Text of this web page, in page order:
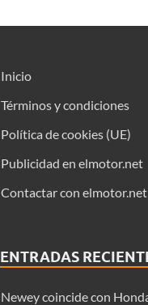
Inicio
Términos y condiciones
Política de cookies (UE)
Publicidad en elmotor.net
Contactar con elmotor.net
ENTRADAS
Newey coincide con